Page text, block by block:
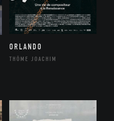
ORLANDO
THÔME JOACHIM